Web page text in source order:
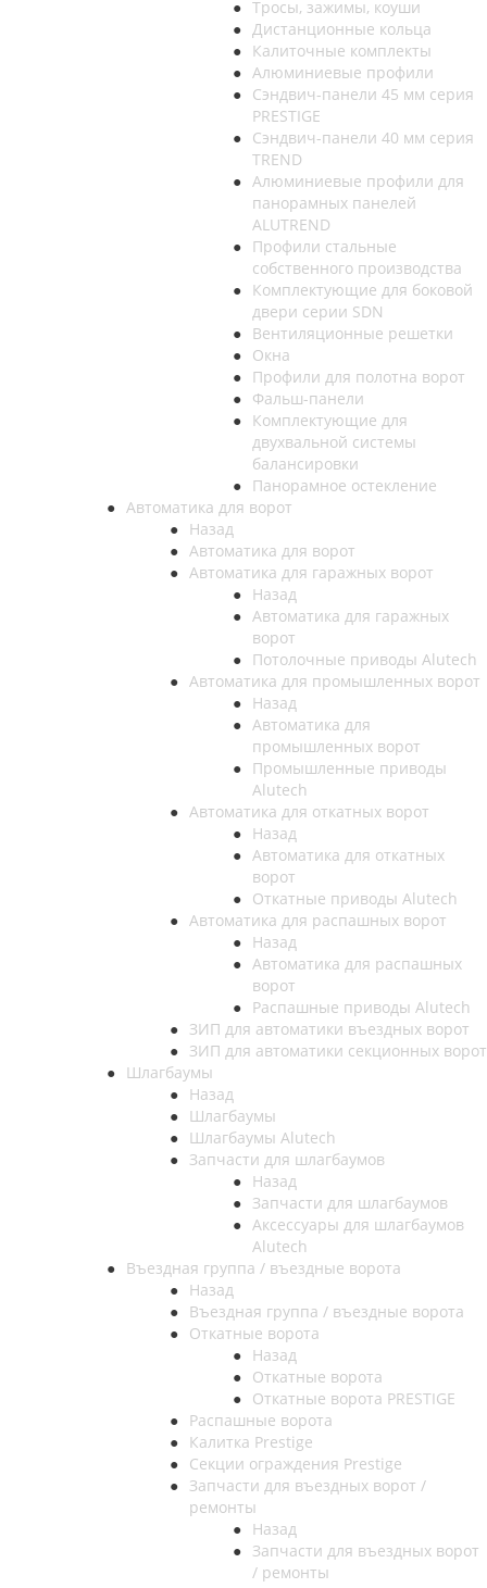
Тросы, зажимы, коуши
Дистанционные кольца
Калиточные комплекты
Алюминиевые профили
Сэндвич-панели 45 мм серия
PRESTIGE
Сэндвич-панели 40 мм серия
TREND
Алюминиевые профили для
панорамных панелей
ALUTREND
Профили стальные
собственного производства
Комплектующие для боковой
двери серии SDN
Вентиляционные решетки
Окна
Профили для полотна ворот
Фальш-панели
Комплектующие для
двухвальной системы
балансировки
Панорамное остекление
Автоматика для ворот
Назад
Автоматика для ворот
Автоматика для гаражных ворот
Назад
Автоматика для гаражных
ворот
Потолочные приводы Alutech
Автоматика для промышленных ворот
Назад
Автоматика для
промышленных ворот
Промышленные приводы
Alutech
Автоматика для откатных ворот
Назад
Автоматика для откатных
ворот
Откатные приводы Alutech
Автоматика для распашных ворот
Назад
Автоматика для распашных
ворот
Распашные приводы Alutech
ЗИП для автоматики въездных ворот
ЗИП для автоматики секционных ворот
Шлагбаумы
Назад
Шлагбаумы
Шлагбаумы Alutech
Запчасти для шлагбаумов
Назад
Запчасти для шлагбаумов
Аксессуары для шлагбаумов
Alutech
Въездная группа / въездные ворота
Назад
Въездная группа / въездные ворота
Откатные ворота
Назад
Откатные ворота
Откатные ворота PRESTIGE
Распашные ворота
Калитка Prestige
Секции ограждения Prestige
Запчасти для въездных ворот /
ремонты
Назад
Запчасти для въездных ворот
/ ремонты